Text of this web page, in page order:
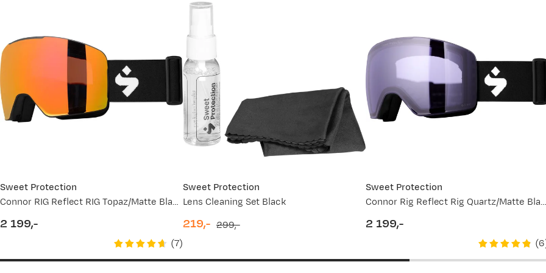
Esten
Bekreftet kjøper
3 måneder siden
Kjøpt størrelse:
Valgt farge:
Juniper Blue
Vebjørn Ø Bekreftet kjøper
3 måneder siden
Kjøpt størrelse:
Sweet Protection
Connor RIG Reflect RIG Topaz/Matte Black/Black
2 199,-
(7)
Sweet Protection
Lens Cleaning Set Black
219,- 299,-
Sweet Protection
Connor Rig Reflect Rig Quartz/Matte Black/Black
2 199,-
(6